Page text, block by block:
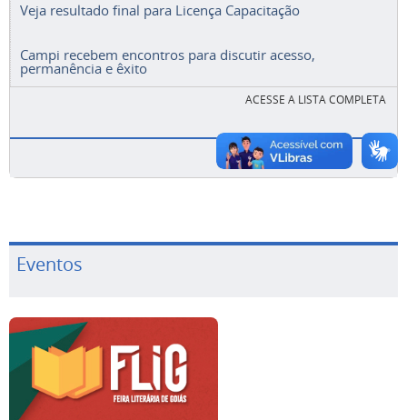
Veja resultado final para Licença Capacitação
Campi recebem encontros para discutir acesso,
permanência e êxito
ACESSE A LISTA COMPLETA
Eventos